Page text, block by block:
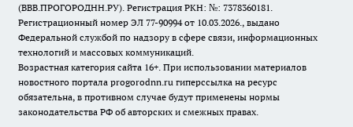
(ВВВ.ПРОГОРОДНН.РУ). Регистрация РКН: №: 7378360181.
Регистрационный номер ЭЛ 77-90994 от 10.03.2026., выдано
Федеральной службой по надзору в сфере связи, информационных
технологий и массовых коммуникаций.
Возрастная категория сайта 16+. При использовании материалов
новостного портала progorodnn.ru гиперссылка на ресурс
обязательна, в противном случае будут применены нормы
законодательства РФ об авторских и смежных правах.